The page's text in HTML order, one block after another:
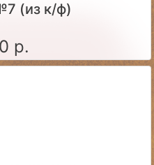
(из к/ф)
р.